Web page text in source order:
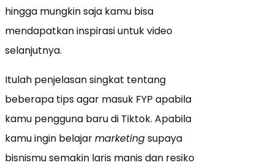
hingga mungkin saja kamu bisa
mendapatkan inspirasi untuk video
selanjutnya.
Itulah penjelasan singkat tentang
beberapa tips agar masuk FYP apabila
kamu pengguna baru di Tiktok. Apabila
kamu ingin belajarmarketingsupaya
bisnismu semakin laris manis dan resiko